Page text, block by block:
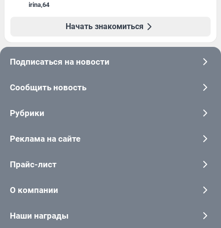
irina,64
Начать знакомиться
Подписаться на новости
Сообщить новость
Рубрики
Реклама на сайте
Прайс-лист
О компании
Наши награды